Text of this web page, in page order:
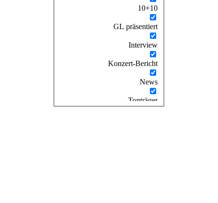
10+10
GL präsentiert
Interview
Konzert-Bericht
News
Tonträger